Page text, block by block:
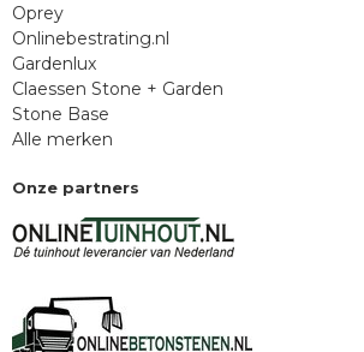
Oprey
Onlinebestrating.nl
Gardenlux
Claessen Stone + Garden
Stone Base
Alle merken
Onze partners